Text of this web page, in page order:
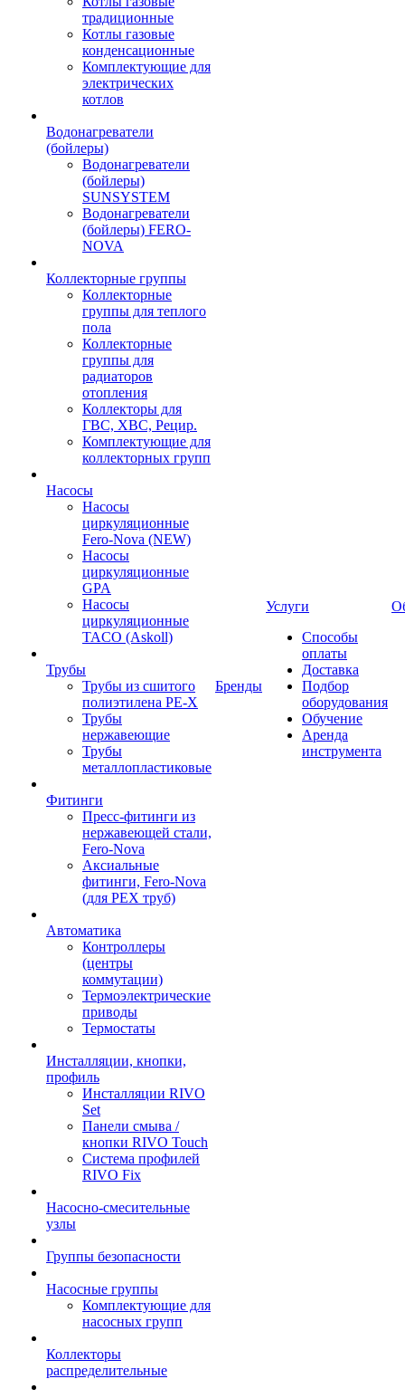
традиционные
Котлы газовые
конденсационные
Комплектующие для
электрических
котлов
Водонагреватели
(бойлеры)
Водонагреватели
(бойлеры)
SUNSYSTEM
Водонагреватели
(бойлеры) FERO-
NOVA
Коллекторные группы
Коллекторные
группы для теплого
пола
Коллекторные
группы для
радиаторов
отопления
Коллекторы для
ГВС, ХВС, Рецир.
Комплектующие для
коллекторных групп
Насосы
Насосы
циркуляционные
Fero-Nova (NEW)
Насосы
циркуляционные
GPA
Насосы
циркуляционные
TACO (Askoll)
Трубы
Трубы из сшитого
полиэтилена PE-X
Трубы
нержавеющие
Трубы
металлопластиковые
Фитинги
Пресс-фитинги из
нержавеющей стали,
Fero-Nova
Аксиальные
фитинги, Fero-Nova
(для PEX труб)
Автоматика
Контроллеры
(центры
коммутации)
Термоэлектрические
приводы
Термостаты
Инсталляции, кнопки,
профиль
Инсталляции RIVO
Set
Панели смыва /
кнопки RIVO Touch
Система профилей
RIVO Fix
Насосно-смесительные
узлы
Группы безопасности
Насосные группы
Комплектующие для
насосных групп
Коллекторы
распределительные
Бренды
Услуги
Способы
оплаты
Доставка
Подбор
оборудования
Обучение
Аренда
инструмента